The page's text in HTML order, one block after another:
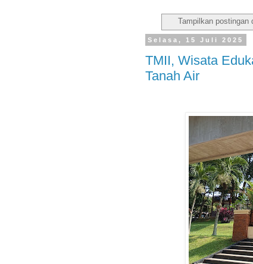
Tampilkan postingan
Selasa, 15 Juli 2025
TMII, Wisata
Tanah Air